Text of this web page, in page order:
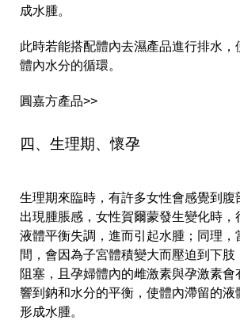
成水腫。
此時若能搭配體內去濕產品進行排水，
體內水分的循環。
圓嘉方產品>>
四、生理期、懷孕
生理期來臨時，有許多女性會感覺到腹
出現腫脹感，女性賀爾蒙發生變化時，
液體平衡失調，進而引起水腫；同理，
間，會因為子宮體積變大而壓迫到下肢
阻塞，且孕婦體內的雌激素與孕激素會
響到鈉和水分的平衡，使體內滯留的液
形成水腫。